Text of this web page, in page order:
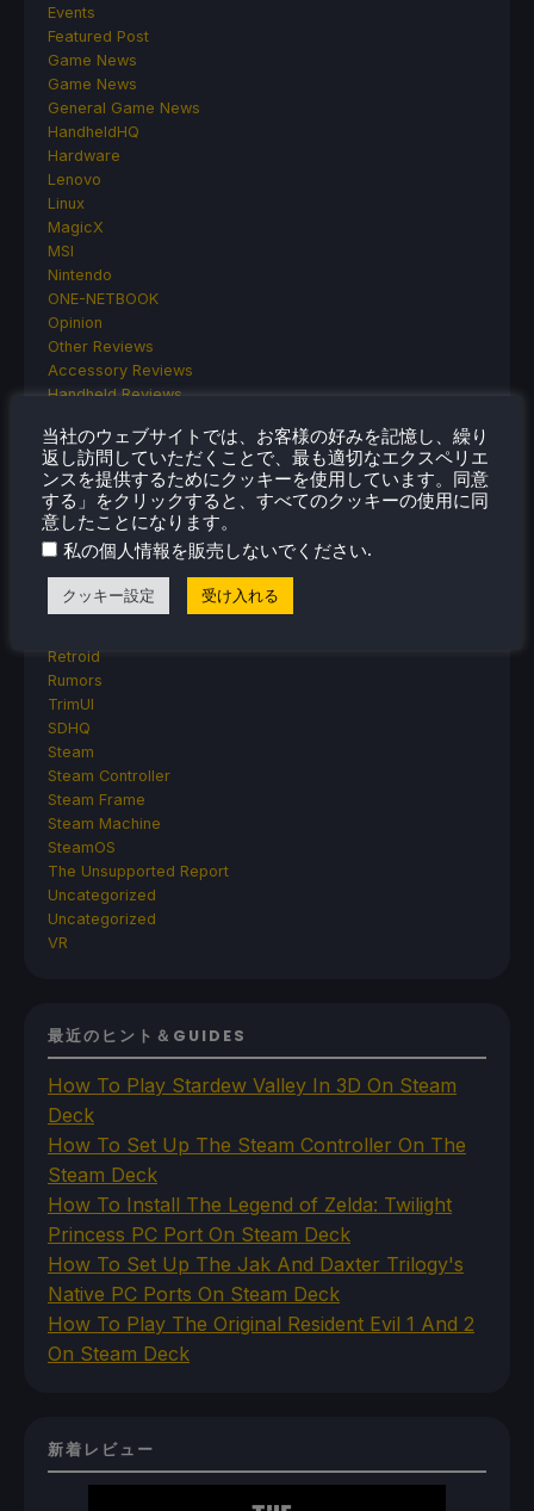
Events
Featured Post
Game News
Game News
General Game News
HandheldHQ
Hardware
Lenovo
Linux
MagicX
MSI
Nintendo
ONE-NETBOOK
Opinion
Other Reviews
Accessory Reviews
Handheld Reviews
Proton
Retro Handhelds
Anbernic
AYANEO
AYN
GPD
MagicX
MANGMI
Retroid
Rumors
TrimUI
SDHQ
Steam
Steam Controller
Steam Frame
Steam Machine
SteamOS
The Unsupported Report
Uncategorized
Uncategorized
VR
最近のヒント＆GUIDES
How To Play Stardew Valley In 3D On Steam
Deck
How To Set Up The Steam Controller On The
Steam Deck
How To Install The Legend of Zelda: Twilight
Princess PC Port On Steam Deck
How To Set Up The Jak And Daxter Trilogy's
Native PC Ports On Steam Deck
How To Play The Original Resident Evil 1 And 2
On Steam Deck
新着レビュー
当社のウェブサイトでは、お客様の好みを記憶し、繰り
返し訪問していただくことで、最も適切なエクスペリエ
ンスを提供するためにクッキーを使用しています。同意
する」をクリックすると、すべてのクッキーの使用に同
意したことになります。
私の個人情報を販売しないでください.
クッキー設定 受け入れる